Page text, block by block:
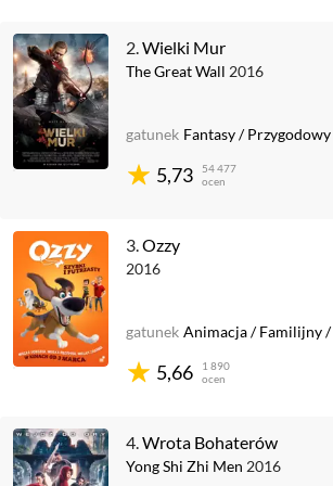
2.Wielki Mur
The Great Wall 2016
5,73
54 477
ocen
gatunek Fantasy/Przygodowy
3.Ozzy
2016
5,66
1 890
ocen
gatunek Animacja/Familijny/
4.Wrota Bohaterów
Yong Shi Zhi Men 2016